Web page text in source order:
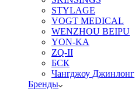
STYLAGE
VOGT MEDICAL
WENZHOU BEIPU
YON-KA
ZQ-II
БСК
Чангджоу Джинлонг
Бренды